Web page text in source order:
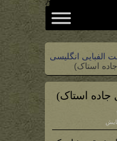
الفبایی انگلیسی
استاک)
جاده استاک)